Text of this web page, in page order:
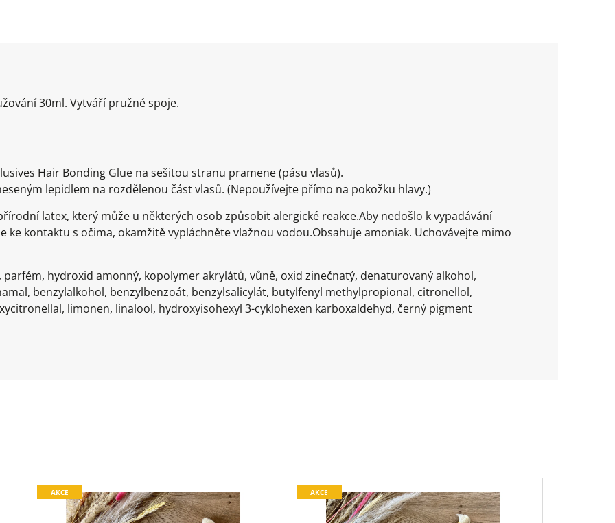
30ml. Vytváří pružné spoje.
Hair Bonding Glue na sešitou stranu pramene (pásu vlasů).
lepidlem na rozdělenou část vlasů. (Nepoužívejte přímo na pokožku hlavy.)
latex, který může u některých osob způsobit alergické reakce.Aby nedošlo k vypadávání
ke kontaktu s očima, okamžitě vypláchněte vlažnou vodou.Obsahuje amoniak. Uchovávejte mimo
parfém, hydroxid amonný, kopolymer akrylátů, vůně, oxid zinečnatý, denaturovaný alkohol,
benzylalkohol, benzylbenzoát, benzylsalicylát, butylfenyl methylpropional, citronellol,
limonen, linalool, hydroxyisohexyl 3-cyklohexen karboxaldehyd, černý pigment
AKCE AKCE